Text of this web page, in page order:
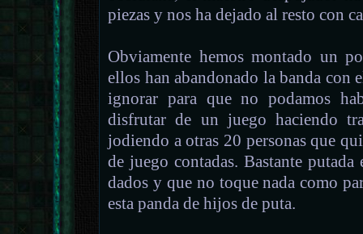
piezas y nos ha dejado al resto con
Obviamente hemos montado un
ellos han abandonado la banda con
ignorar para que no podamos
disfrutar de un juego haciendo
jodiendo a otras 20 personas que
de juego contadas. Bastante
dados y que no toque nada como
esta panda de hijos de puta.